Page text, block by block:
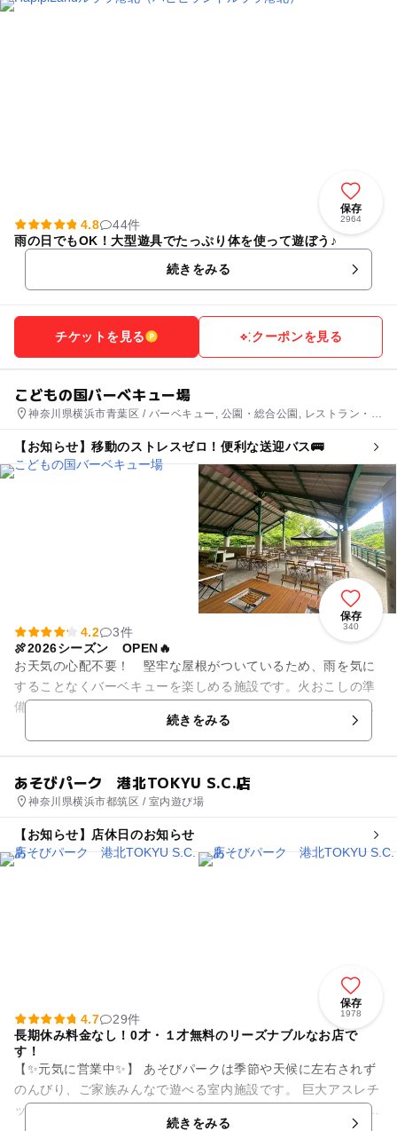
保存
2964
4.8
44件
雨の日でもOK！大型遊具でたっぷり体を使って遊ぼう♪
続きをみる
チケットを見る クーポンを見る
こどもの国バーベキュー場
神奈川県横浜市青葉区 / バーベキュー, 公園・総合公園, レストラン・カ
【お知らせ】移動のストレスゼロ！便利な送迎バス🚌
保存
340
4.2
3件
🍖2026シーズン OPEN🔥
お天気の心配不要！ 堅牢な屋根がついているため、雨を気に
することなくバーベキューを楽しめる施設です。火おこしの準
備、備品の洗浄、ごみの持ち帰りなどの後片付けもないので、
食材を持ち込むだけでバーベ...続きをみる
あそびパーク 港北TOKYU S.C.店
神奈川県横浜市都筑区 / 室内遊び場
【お知らせ】店休日のお知らせ
保存
1978
4.7
29件
長期休み料金なし！0才・１才無料のリーズナブルなお店で
す！
【✨元気に営業中✨】 あそびパークは季節や天候に左右されず
のんびり、ご家族みんなで遊べる室内施設です。 巨大アスレチ
ック、おままごと、砂場、絵本 細かいオモチャも沢山ご用意し
続きをみる